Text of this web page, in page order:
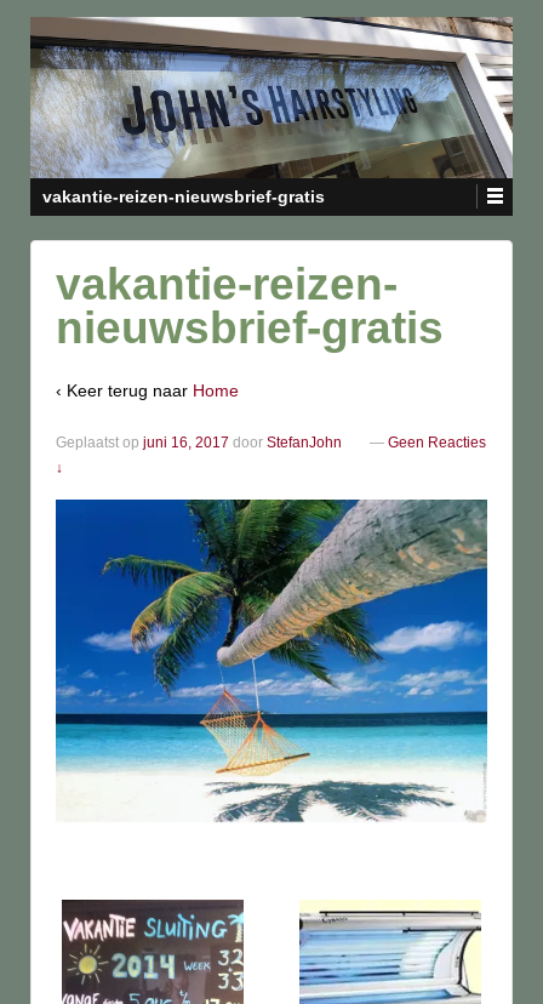
vakantie-reizen-nieuwsbrief-gratis
vakantie-reizen-
nieuwsbrief-gratis
‹ Keer terug naar Home
Geplaatst op juni 16, 2017 door StefanJohn — Geen Reacties
↓